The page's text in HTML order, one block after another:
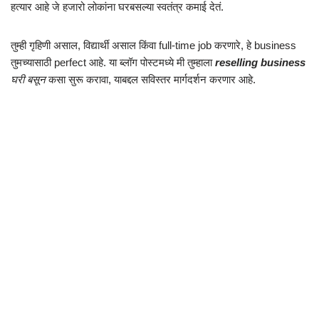
हत्यार आहे जे हजारो लोकांना घरबसल्या स्वतंत्र कमाई देतं.
तुम्ही गृहिणी असाल, विद्यार्थी असाल किंवा full-time job करणारे, हे business
तुमच्यासाठी perfect आहे. या ब्लॉग पोस्टमध्ये मी तुम्हाला reselling business
घरी बसूनकसा सुरू करावा, याबद्दल सविस्तर मार्गदर्शन करणार आहे.